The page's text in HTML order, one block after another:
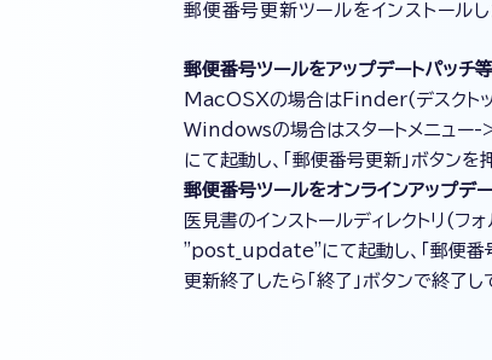
郵便番号更新ツールをインストール
郵便番号ツールをアップデートパッチ
MacOSXの場合はFinder(デスクトッ
Windowsの場合はスタートメニュー
にて起動し、「郵便番号更新」ボタンを
郵便番号ツールをオンラインアップデ
医見書のインストールディレクトリ(フ
"post_update"にて起動し、「郵便番号
更新終了したら「終了」ボタンで終了し